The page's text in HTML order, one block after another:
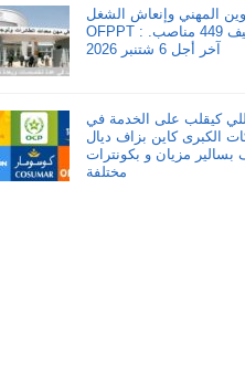
المهني وإنعاش الشغل
OFPPT : مباريات لتوظيف 449 مناصب.
آخر أجل 6 شتنبر 2026
كيقلب على الخدمة في
الكبرى كاين بزاف ديال
بسالير مزيان و بكونترات
مختلفة